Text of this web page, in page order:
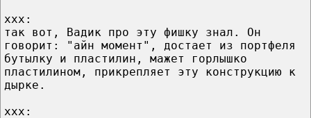
ххх:
так вот, Вадик про эту фишку знал. Он
говорит: "айн момент", достает из портфеля
бутылку и пластилин, мажет горлышко
пластилином, прикрепляет эту конструкцию к
дырке.
ххх: